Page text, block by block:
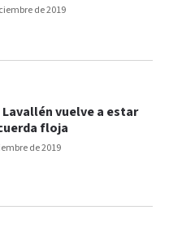
de 2019
de 2019
Lavallén vuelve a estar
floja